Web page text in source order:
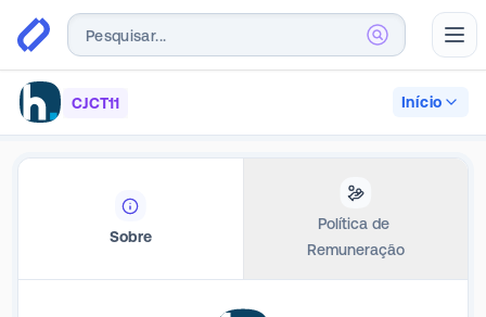
CJCT11 Início
Sobre
Política de
Remuneração